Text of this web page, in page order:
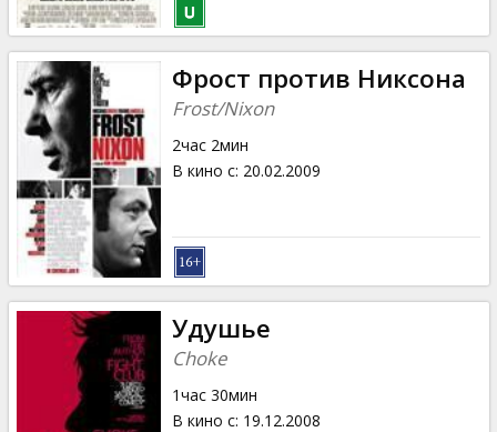
Фрост против Никсона
Frost/Nixon
2час 2мин
В кино с: 20.02.2009
Удушье
Choke
1час 30мин
В кино с: 19.12.2008